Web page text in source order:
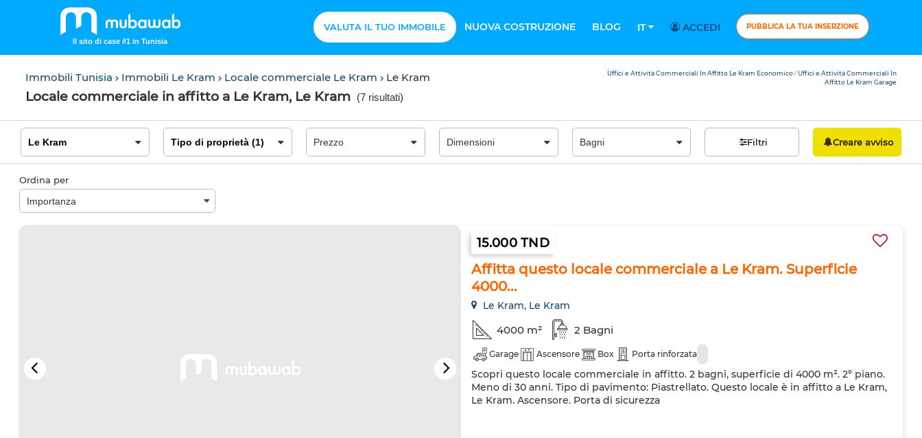
Il sito di case #1 in Tunisia
VALUTA IL TUO IMMOBILE NUOVA COSTRUZIONE BLOG IT ACCEDI PUBBLICA LA TUA INSERZIONE
Immobili Tunisia Immobili Le Kram Locale commerciale Le Kram Le Kram
Locale commerciale in affitto a Le Kram, Le Kram (7 risultati)
Uffici e Attività Commerciali In Affitto Le Kram Economico / Uffici e Attività Commerciali In
Affitto Le Kram Garage
Filtri Creare avviso
Ordina per
15.000 TND
Affitta questo locale commerciale a Le Kram. Superficie
4000...
Le Kram, Le Kram
4000 m² 2 Bagni
Garage Ascensore Box Porta rinforzata
Scopri questo locale commerciale in affitto. 2 bagni, superficie di 4000 m². 2º piano.
Meno di 30 anni. Tipo di pavimento: Piastrellato. Questo locale è in affitto a Le Kram,
Le Kram. Ascensore. Porta di sicurezza